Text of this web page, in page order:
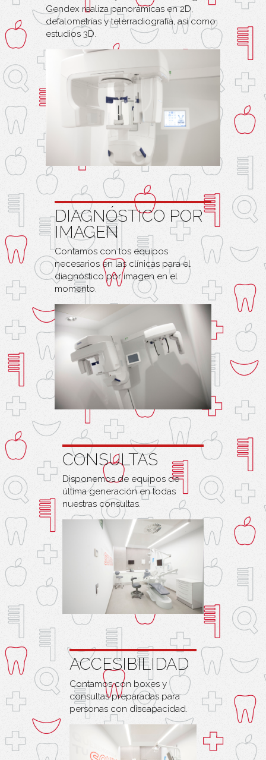
Gendex realiza panorámicas en 2D,
defalometrías y telerradiografía, así como
estudios 3D.
DIAGNÓSTICO POR
IMAGEN
Contamos con los equipos
necesarios en las clínicas para el
diagnóstico por imagen en el
momento.
CONSULTAS
Disponemos de equipos de
última generación en todas
nuestras consultas.
ACCESIBILIDAD
Contamos con boxes y
consultas preparadas para
personas con discapacidad.